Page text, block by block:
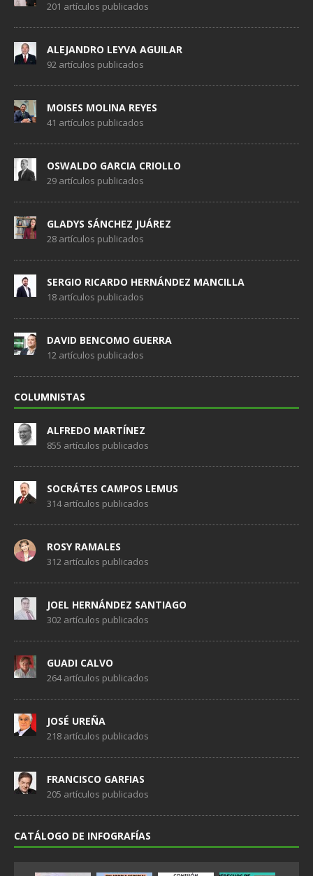
201 artículos publicados
ALEJANDRO LEYVA AGUILAR
92 artículos publicados
MOISES MOLINA REYES
41 artículos publicados
OSWALDO GARCIA CRIOLLO
29 artículos publicados
GLADYS SÁNCHEZ JUÁREZ
28 artículos publicados
SERGIO RICARDO HERNÁNDEZ MANCILLA
18 artículos publicados
DAVID BENCOMO GUERRA
12 artículos publicados
COLUMNISTAS
ALFREDO MARTÍNEZ
855 artículos publicados
SOCRÁTES CAMPOS LEMUS
314 artículos publicados
ROSY RAMALES
312 artículos publicados
JOEL HERNÁNDEZ SANTIAGO
302 artículos publicados
GUADI CALVO
264 artículos publicados
JOSÉ UREÑA
218 artículos publicados
FRANCISCO GARFIAS
205 artículos publicados
CATÁLOGO DE INFOGRAFÍAS